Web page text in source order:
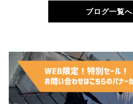
ブログ一覧へ